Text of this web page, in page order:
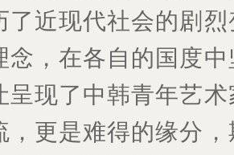
了近现代社会的剧
念，在各自的国度
呈现了中韩青年艺
，更是难得的缘分